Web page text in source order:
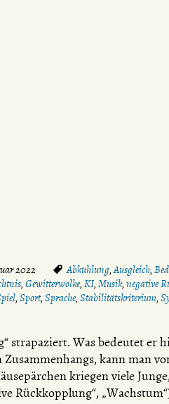
2022 Abkühlung,Ausgleich,
, Gewitterwolke, KI, Musik, negative
, Sport, Sprache, Stabilitätskriterium,
strapaziert. Was bedeutet er
kann man
kriegen viele
Rückkopplung“,